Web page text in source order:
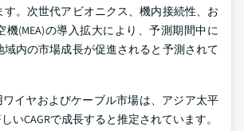
す。次世代アビオニクス、機内接続性、お
機(MEA)の導入拡大により、予測期間中に
域内の市場成長が促進されると予測されて
イヤおよびケーブル市場は、アジア太平
いCAGRで成長すると推定されています。